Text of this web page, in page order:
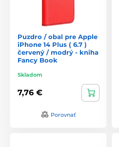
Puzdro / obal pre Apple
iPhone 14 Plus ( 6.7 )
červený / modrý - kniha
Fancy Book
Skladom
7,76 €
Porovnať